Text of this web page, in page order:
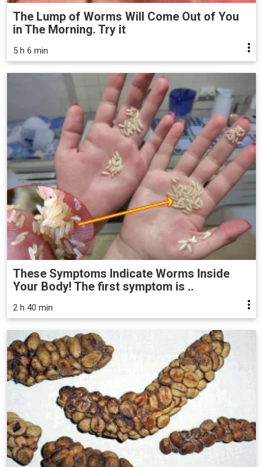
The Lump of Worms Will Come Out of You
in The Morning. Try it
5 h 6 min
These Symptoms Indicate Worms Inside
Your Body! The first symptom is ..
2 h 40 min